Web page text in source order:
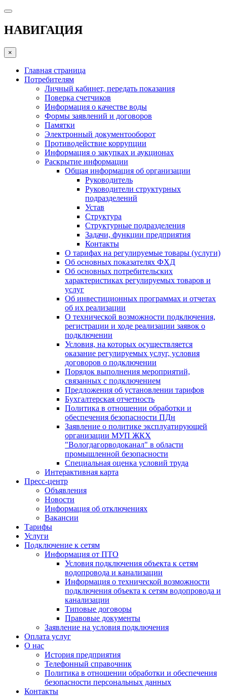
НАВИГАЦИЯ
×
Главная страница
Потребителям
Личный кабинет, передать показания
Поверка счетчиков
Информация о качестве воды
Формы заявлений и договоров
Памятки
Электронный документооборот
Противодействие коррупции
Информация о закупках и аукционах
Раскрытие информации
Общая информация об организации
Руководитель
Руководители структурных
подразделений
Устав
Структура
Структурные подразделения
Задачи, функции предприятия
Контакты
О тарифах на регулируемые товары (услуги)
Об основных показателях ФХД
Об основных потребительских
характеристиках регулируемых товаров и
услуг
Об инвестиционных программах и отчетах
об их реализации
О технической возможности подключения,
регистрации и ходе реализации заявок о
подключении
Условия, на которых осуществляется
оказание регулируемых услуг, условия
договоров о подключении
Порядок выполнения мероприятий,
связанных с подключением
Предложения об установлении тарифов
Бухгалтерская отчетность
Политика в отношении обработки и
обеспечения безопасности ПДн
Заявление о политике эксплуатирующей
организации МУП ЖКХ
"Вологдагорводоканал" в области
промышленной безопасности
Специальная оценка условий труда
Интерактивная карта
Пресс-центр
Объявления
Новости
Информация об отключениях
Вакансии
Тарифы
Услуги
Подключение к сетям
Информация от ПТО
Условия подключения объекта к сетям
водопровода и канализации
Информация о технической возможности
подключения объекта к сетям водопровода и
канализации
Типовые договоры
Правовые документы
Заявление на условия подключения
Оплата услуг
О нас
История предприятия
Телефонный справочник
Политика в отношении обработки и обеспечения
безопасности персональных данных
Контакты